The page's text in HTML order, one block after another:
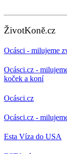
ŽivotKoně.cz
Ocásci - milujeme
Ocásci.cz -
koček a koní
Ocásci.cz
Ocásci.cz -
Esta Víza do USA